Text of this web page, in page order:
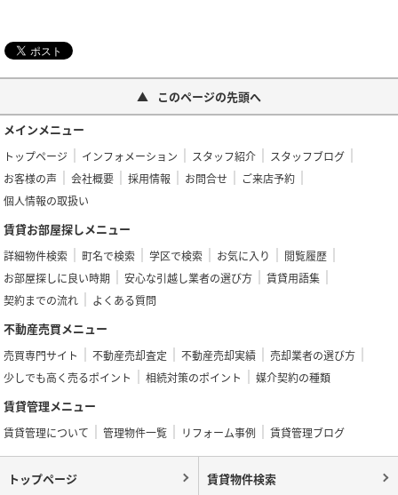
このページの先頭へ
メインメニュー
トップページ インフォメーション スタッフ紹介
スタッフブログ
お客様の声
会社概要 採用情報 お問合せ
ご来店予約
個人情報の取扱い
賃貸お部屋探しメニュー
詳細物件検索 町名で検索 学区で検索 お気に入り
閲覧履歴
お部屋探しに良い時期
安心な引越し業者の選び方
賃貸用語集
契約までの流れ
よくある質問
不動産売買メニュー
売買専門サイト 不動産売却査定 不動産売却実績
売却業者の選び方
少しでも高く売るポイント
相続対策のポイント 媒介契約の種類
賃貸管理メニュー
賃貸管理について 管理物件一覧 リフォーム事例 賃貸管理ブログ
トップページ 賃貸物件検索